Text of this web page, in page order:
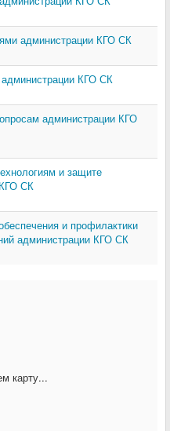
администрации КГО СК
КГО СК
администрации КГО
и защите
СК
и профилактики
администрации КГО СК
карту...